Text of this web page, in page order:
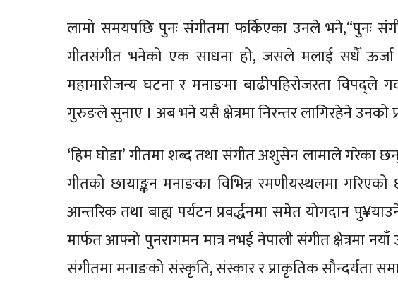
लामो समयपछि पुनः संगीतमा फर्किएका उनले भने,“पुनः
गीतसंगीत भनेको एक साधना हो, जसले मलाई सधैँ ऊर्जा
महामारीजन्य घटना र मनाङमा बाढीपहिरोजस्ता विपद्ले
गुरुङले सुनाए । अब भने यसै क्षेत्रमा निरन्तर लागिरहेने उनको
‘हिम घोडा’ गीतमा शब्द तथा संगीत अशुसेन लामाले
गीतको छायाङ्कन मनाङका विभिन्न रमणीयस्थलमा
आन्तरिक तथा बाह्य पर्यटन प्रवर्द्धनमा समेत योगदान
मार्फत आफ्नो पुनरागमन मात्र नभई नेपाली संगीत क्षेत्रमा
संगीतमा मनाङको संस्कृति, संस्कार र प्राकृतिक सौन्दर्यता